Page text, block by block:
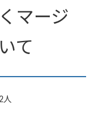
マージ
て
人